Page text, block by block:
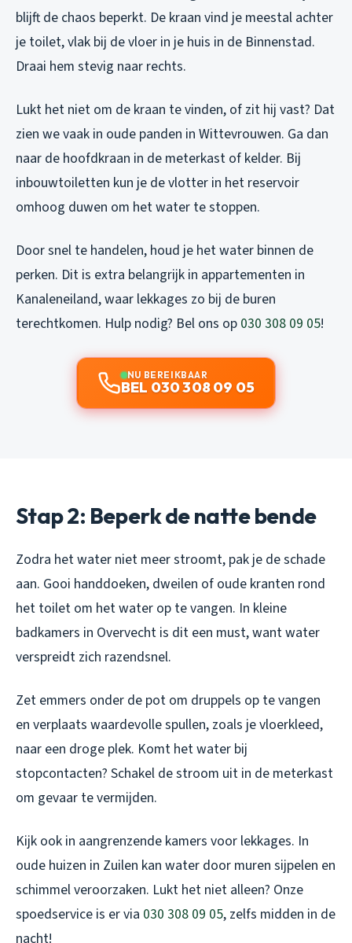
blijft de chaos beperkt. De kraan vind je meestal achter
je toilet, vlak bij de vloer in je huis in de Binnenstad.
Draai hem stevig naar rechts.
Lukt het niet om de kraan te vinden, of zit hij vast? Dat
zien we vaak in oude panden in Wittevrouwen. Ga dan
naar de hoofdkraan in de meterkast of kelder. Bij
inbouwtoiletten kun je de vlotter in het reservoir
omhoog duwen om het water te stoppen.
Door snel te handelen, houd je het water binnen de
perken. Dit is extra belangrijk in appartementen in
Kanaleneiland, waar lekkages zo bij de buren
terechtkomen. Hulp nodig? Bel ons op 030 308 09 05!
NU BEREIKBAAR
BEL 030 308 09 05
Stap 2: Beperk de natte bende
Zodra het water niet meer stroomt, pak je de schade
aan. Gooi handdoeken, dweilen of oude kranten rond
het toilet om het water op te vangen. In kleine
badkamers in Overvecht is dit een must, want water
verspreidt zich razendsnel.
Zet emmers onder de pot om druppels op te vangen
en verplaats waardevolle spullen, zoals je vloerkleed,
naar een droge plek. Komt het water bij
stopcontacten? Schakel de stroom uit in de meterkast
om gevaar te vermijden.
Kijk ook in aangrenzende kamers voor lekkages. In
oude huizen in Zuilen kan water door muren sijpelen en
schimmel veroorzaken. Lukt het niet alleen? Onze
spoedservice is er via 030 308 09 05, zelfs midden in de
nacht!